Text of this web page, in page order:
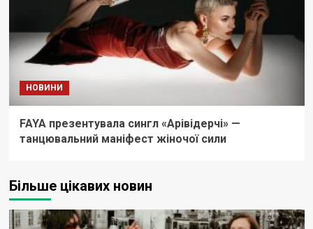
НОВИНИ
FAYA презентувала сингл «Арівідерчі» —
танцювальний маніфест жіночої сили
Більше цікавих новин